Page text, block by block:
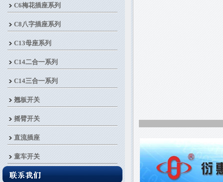
C6梅花插座系列
C8八字插座系列
C13母座系列
C14二合一系列
C14三合一系列
翘板开关
摇臂开关
直流插座
童车开关